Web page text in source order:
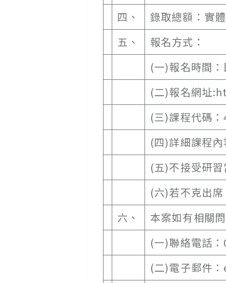
四、
錄取總額：實
五、
報名方式：
(一)報名時間
(二)報名網址
(三)課程代碼：
(四)詳細課程
(五)不接受研習
(六)若不克出
六、
本案如有相關
(一)聯絡電話
(二)電子郵件